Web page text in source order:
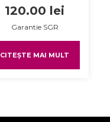
120.00 lei
Garantie SGR
CITEȘTE MAI MULT